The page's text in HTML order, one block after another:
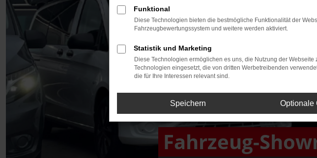
Fahrzeug-
Funktional
Diese Technologien bieten die bestmögliche Funktionalität der
Fahrzeugbewertungssystem und weitere werden aktiviert.
Statistik und Marketing
Diese Technologien ermöglichen es uns, die Nutzung der
Technologien eingesetzt, die von dritten Werbetreibenden
die für Ihre Interessen relevant sind.
Speichern Optionale